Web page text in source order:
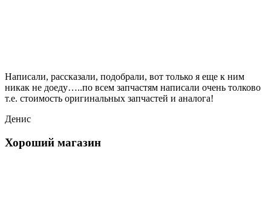
Написали, рассказали, подобрали, вот только я еще к ним
никак не доеду…..по всем запчастям написали очень толково
т.е. стоимость оригинальных запчастей и аналога!
Денис
Хороший магазин